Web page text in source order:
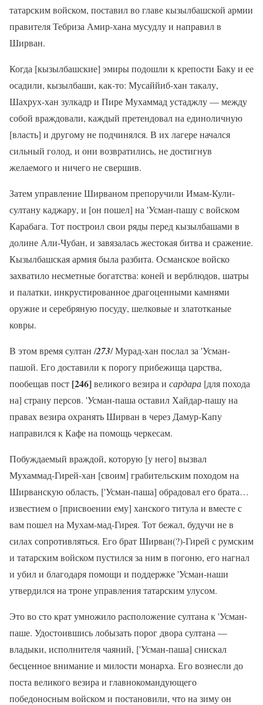
татарским войском, поставил во главе кызылбашской армии
правителя Тебриза Амир-хана мусудлу и направил в
Ширван.
Когда [кызылбашские] эмиры подошли к крепости Баку и ее
осадили, кызылбаши, как-то: Мусаййиб-хан такалу,
Шахрух-хан зулкадр и Пире Мухаммад устаджлу — между
собой враждовали, каждый претендовал на единоличную
[власть] и другому не подчинялся. В их лагере начался
сильный голод, и они возвратились, не достигнув
желаемого и ничего не свершив.
Затем управление Ширваном препоручили Имам-Кули-
султану каджару, и [он пошел] на 'Усман-пашу с войском
Карабага. Тот построил свои ряды перед кызылбашами в
долине Али-Чубан, и завязалась жестокая битва и сражение.
Кызылбашская армия была разбита. Османское войско
захватило несметные богатства: коней и верблюдов, шатры
и палатки, инкрустированное драгоценными камнями
оружие и серебряную посуду, шелковые и златотканые
ковры.
В этом время султан /273/ Мурад-хан послал за 'Усман-
пашой. Его доставили к порогу прибежища царства,
пообещав пост [246]великого везира и сардара [для похода
на] страну персов. 'Усман-паша оставил Хайдар-пашу на
правах везира охранять Ширван в через Дамур-Капу
направился к Кафе на помощь черкесам.
Побуждаемый враждой, которую [у него] вызвал
Мухаммад-Гирей-хан [своим] грабительским походом на
Ширванскую область, ['Усман-паша] обрадовал его брата…
известием о [присвоении ему] ханского титула и вместе с
вам пошел на Мухам-мад-Гирея. Тот бежал, будучи не в
силах сопротивляться. Его брат Ширван(?)-Гирей с румским
и татарским войском пустился за ним в погоню, его нагнал
и убил и благодаря помощи и поддержке 'Усман-наши
утвердился на троне управления татарским улусом.
Это во сто крат умножило расположение султана к 'Усман-
паше. Удостоившись лобызать порог двора султана —
владыки, исполнителя чаяний, ['Усман-паша] снискал
бесценное внимание и милости монарха. Его вознесли до
поста великого везира и главнокомандующего
победоносным войском и постановили, что на зиму он